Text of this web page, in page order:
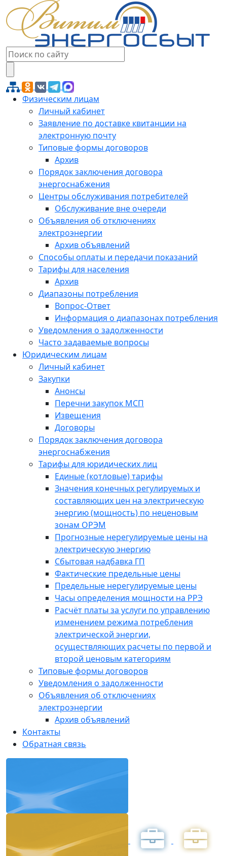
Физическим лицам
Личный кабинет
Заявление по доставке квитанции на
электронную почту
Типовые формы договоров
Архив
Порядок заключения договора
энергоснабжения
Центры обслуживания потребителей
Обслуживание вне очереди
Объявления об отключениях
электроэнергии
Архив объявлений
Способы оплаты и передачи показаний
Тарифы для населения
Архив
Диапазоны потребления
Вопрос-Ответ
Информация о диапазонах потребления
Уведомления о задолженности
Часто задаваемые вопросы
Юридическим лицам
Личный кабинет
Закупки
Анонсы
Перечни закупок МСП
Извещения
Договоры
Порядок заключения договора
энергоснабжения
Тарифы для юридических лиц
Единые (котловые) тарифы
Значения конечных регулируемых и
составляющих цен на электрическую
энергию (мощность) по неценовым
зонам ОРЭМ
Прогнозные нерегулируемые цены на
электрическую энергию
Сбытовая надбавка ГП
Фактические предельные цены
Предельные нерегулируемые цены
Часы определения мощности на РРЭ
Расчёт платы за услуги по управлению
изменением режима потребления
электрической энергии,
осуществляющих расчеты по первой и
второй ценовым категориям
Типовые формы договоров
Уведомления о задолженности
Объявления об отключениях
электроэнергии
Архив объявлений
Контакты
Обратная связь